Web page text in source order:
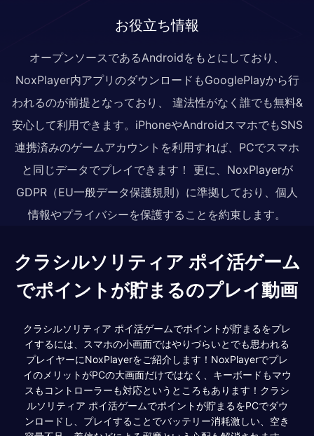
お役立ち情報
オープンソースであるAndroidをもとにしており、
NoxPlayer内アプリのダウンロードもGooglePlayから行
われるのが前提となっており、 違法性がなく誰でも無料&
安心して利用できます。iPhoneやAndroidスマホでもSNS
連携済みのゲームアカウントを利用すれば、PCでスマホ
と同じデータでプレイできます！ 更に、NoxPlayerが
GDPR（EU一般データ保護規則）に準拠しており、個人
情報やプライバシーを保護することを約束します。
クラシルソリティア ポイ活ゲーム
でポイントが貯まるのプレイ動画
クラシルソリティア ポイ活ゲームでポイントが貯まるをプレ
イするには、スマホの小画面ではやりづらいとでも思われる
プレイヤーにNoxPlayerをご紹介します！NoxPlayerでプレ
イのメリットがPCの大画面だけではなく、キーボードもマウ
スもコントローラーも対応というところもあります！クラシ
ルソリティア ポイ活ゲームでポイントが貯まるをPCでダウ
ンロードし、プレイすることでバッテリー消耗激しい、空き